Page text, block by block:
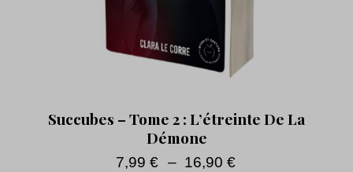
Succubes – Tome 2 : L’étreinte De La
Démone
7,99 € – 16,90 €